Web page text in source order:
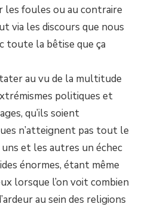
les foules ou au contraire
via les discours que nous
toute la bêtise que ça
au vu de la multitude
politiques et
qu’ils soient
n’atteignent pas tout le
et les autres un échec
énormes, étant même
lorsque l’on voit combien
au sein des religions